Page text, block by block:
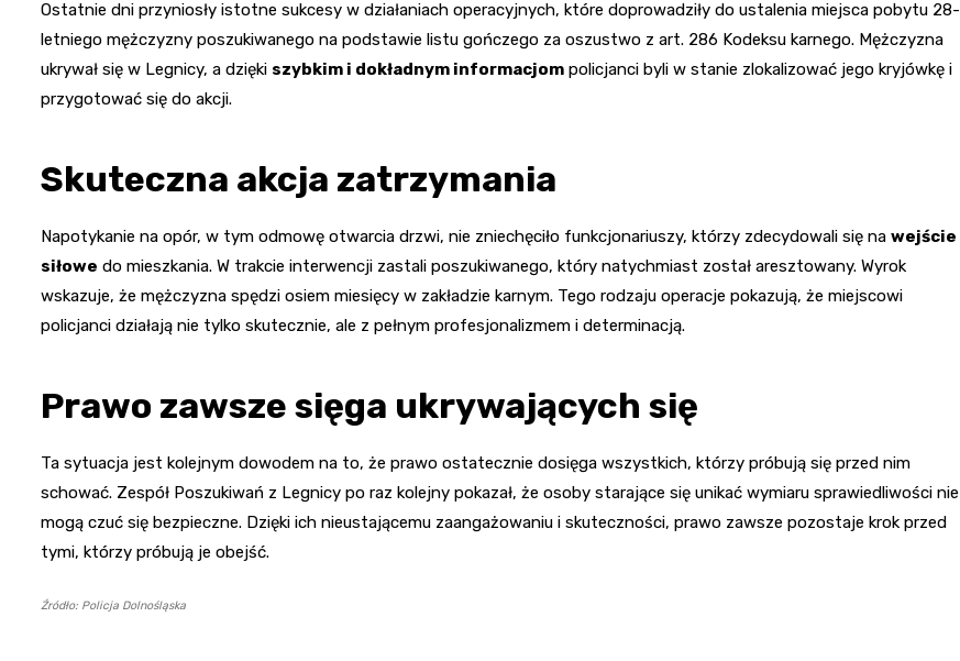
Ostatnie dni przyniosły istotne sukcesy w działaniach operacyjnych, które doprowadziły do ustalenia miejsca pobytu 28-
letniego mężczyzny poszukiwanego na podstawie listu gończego za oszustwo z art. 286 Kodeksu karnego. Mężczyzna
ukrywał się w Legnicy, a dzięki szybkim i dokładnym informacjom policjanci byli w stanie zlokalizować jego kryjówkę i
przygotować się do akcji.
Skuteczna akcja zatrzymania
Napotykanie na opór, w tym odmowę otwarcia drzwi, nie zniechęciło funkcjonariuszy, którzy zdecydowali się na wejście
siłowe do mieszkania. W trakcie interwencji zastali poszukiwanego, który natychmiast został aresztowany. Wyrok
wskazuje, że mężczyzna spędzi osiem miesięcy w zakładzie karnym. Tego rodzaju operacje pokazują, że miejscowi
policjanci działają nie tylko skutecznie, ale z pełnym profesjonalizmem i determinacją.
Prawo zawsze sięga ukrywających się
Ta sytuacja jest kolejnym dowodem na to, że prawo ostatecznie dosięga wszystkich, którzy próbują się przed nim
schować. Zespół Poszukiwań z Legnicy po raz kolejny pokazał, że osoby starające się unikać wymiaru sprawiedliwości nie
mogą czuć się bezpieczne. Dzięki ich nieustającemu zaangażowaniu i skuteczności, prawo zawsze pozostaje krok przed
tymi, którzy próbują je obejść.
Źródło: Policja Dolnośląska